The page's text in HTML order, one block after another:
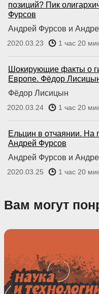
позиций? Пик
Фурсов
Андрей Фурсов и
2020.03.23 1 час 20
Шокирующие факты о
Европе. Фёдор
Фёдор Лисицын
2020.03.24 1 час 20
Ельцин в отчаянии. На
Андрей Фурсов
Андрей Фурсов и
2020.03.25 1 час 20
Вам могут